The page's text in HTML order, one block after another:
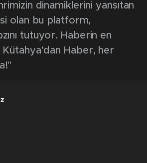
dinamiklerini yansıtan
olan bu platform,
tutuyor. Haberin en
Haber, her